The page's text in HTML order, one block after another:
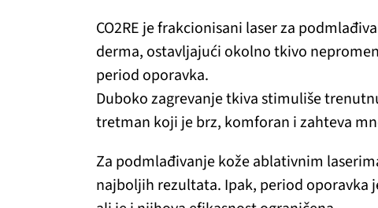
CO2RE je frakcionisani laser za
derma, ostavljajući okolno tkivo
period oporavka.
Duboko zagrevanje tkiva stimuliše
tretman koji je brz, komforan i zahteva
Za podmlađivanje kože ablativnim
najboljih rezultata. Ipak, period oporavka